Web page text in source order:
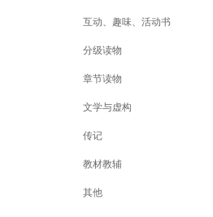
互动、趣味、活动书
分级读物
章节读物
文学与虚构
传记
教材教辅
其他